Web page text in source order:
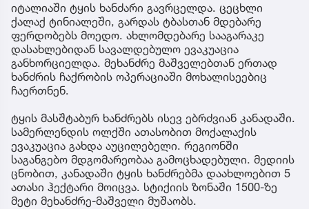
იტალიაში ტყის ხანძარი გავრცელდა. ცეცხლი
ქალაქ ტინიალეში, გარდას ტბასთან მდებარე
ფერდობებს მოედო. ახლომდებარე სააგარაკე
დასახლებიდან სავალდებულო ევაკუაცია
განხორციელდა. მეხანძრე მაშველებთან ერთად
ხანძრის ჩაქრობის ოპერაციაში მოხალისეებიც
ჩაერთნენ.
ტყის მასშტაბურ ხანძრებს ისევ ებრძვიან კანადაში.
სამერლენდის ოლქში ათასობით მოქალაქის
ევაკუაცია გახდა აუცილებელი. რეგიონში
საგანგებო მდგომარეობაა გამოცხადებული. მედიის
ცნობით, კანადაში ტყის ხანძრებმა დაახლოებით 5
ათასი ჰექტარი მოიცვა. სტიქიის ზონაში 1500-ზე
მეტი მეხანძრე-მაშველი მუშაობს.